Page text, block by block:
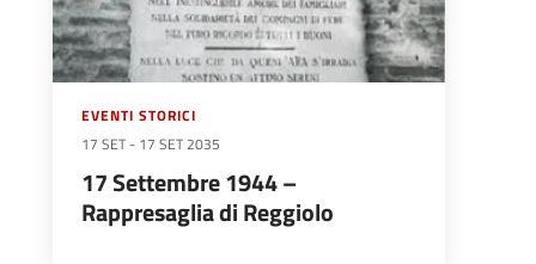
EVENTI STORICI
17 SET - 17 SET 2035
17 Settembre 1944 –
Rappresaglia di Reggiolo